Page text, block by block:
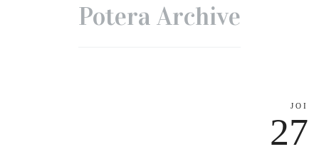
Potera Archive
JOI
27